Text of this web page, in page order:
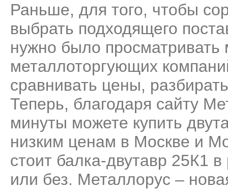
Раньше, для того, чтобы
выбрать подходящего
нужно было
металлоторгующих
сравнивать цены,
Теперь, благодаря сайту
минуты можете купить
низким ценам в Москве и
стоит балка-двутавр 25К1
или без. Металлорус –